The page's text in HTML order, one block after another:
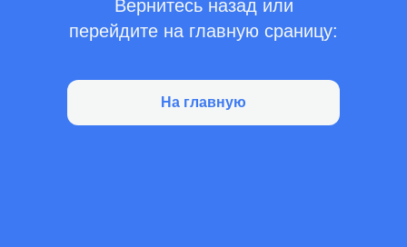
Вернитесь назад или
перейдите на главную сраницу:
На главную